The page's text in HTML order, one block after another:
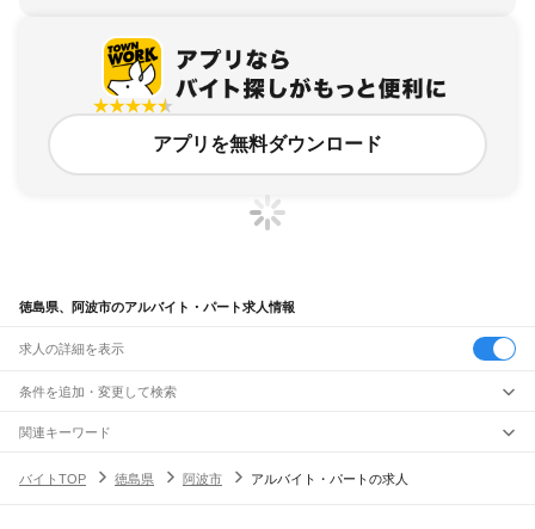
アプリを無料ダウンロード
徳島県、阿波市のアルバイト・パート求人情報
求人の詳細を表示
条件を追加・変更して検索
市区町村を追加・変更
徳島県すべて
駅を追加・変更
関連キーワード
徳島県 徳島市 バイト
徳島県 徳島アルバイト
バイトTOP 徳島県 阿波市 アルバイト・パートの求人